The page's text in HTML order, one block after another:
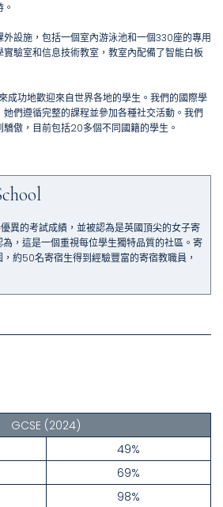
設施，包括一個室內游泳池和一個330座的專用
驗室和信息技術教室，教室內配備了智能白板
成功地歡迎來自世界各地的學生。我們的國際學
們遵循完整的課程並參加各種社交活動。我們
傲，目前包括20多個不同國籍的學生。
異的考試成績，並被認為是英國頂尖的女子寄
，這是一個重視每位學生獨特品質的社區。寄
約50名寄宿生得到經驗豐富的寄宿教職員，
GCSE (2024)
49%
69%
98%